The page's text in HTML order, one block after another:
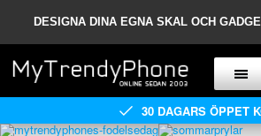
DESIGNA DINA EGNA SKAL OCH
30 DAGARS ÖPPET